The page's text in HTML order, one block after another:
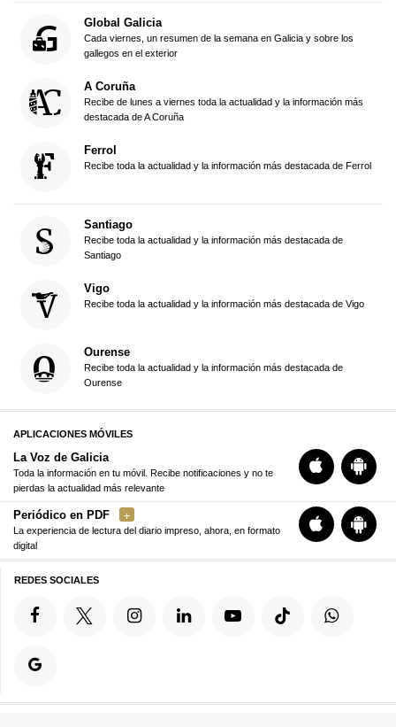
Global Galicia
Cada viernes, un resumen de la semana en Galicia y sobre los
gallegos en el exterior
A Coruña
Recibe de lunes a viernes toda la actualidad y la información más
destacada de A Coruña
Ferrol
Recibe toda la actualidad y la información más destacada de Ferrol
Santiago
Recibe toda la actualidad y la información más destacada de
Santiago
Vigo
Recibe toda la actualidad y la información más destacada de Vigo
Ourense
Recibe toda la actualidad y la información más destacada de
Ourense
APLICACIONES MÓVILES
La Voz de Galicia
Toda la información en tu móvil. Recibe notificaciones y no te
pierdas la actualidad más relevante
Periódico en PDF
La experiencia de lectura del diario impreso, ahora, en formato
digital
REDES SOCIALES